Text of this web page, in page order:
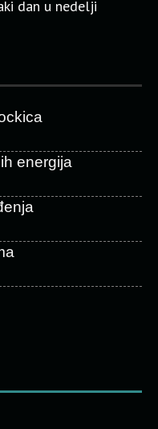
dan u nedelji
energija